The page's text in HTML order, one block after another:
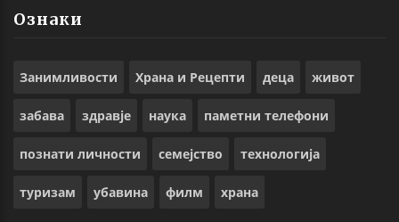
Ознаки
Занимливости Храна и Рецепти деца живот
забава здравје наука паметни телефони
познати личности семејство технологија
туризам убавина филм храна